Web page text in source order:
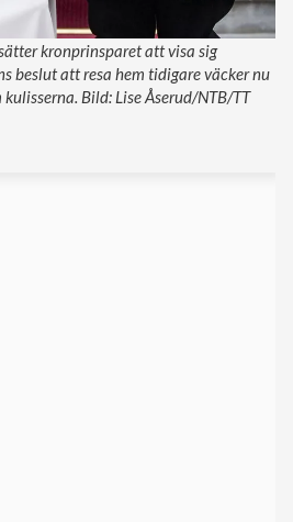
kronprinsparet att visa sig
beslut att resa hem tidigare väcker nu
Bild: Lise Åserud/NTB/TT